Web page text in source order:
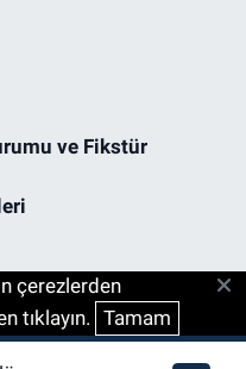
ve Fikstür
çerezlerden
tıklayın. Tamam